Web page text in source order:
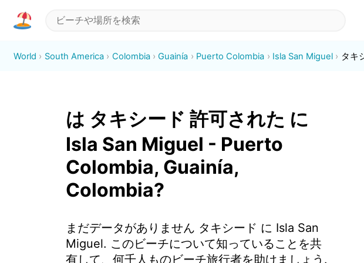
World South America Colombia Guainía Puerto Colombia Isla San Miguel タキ
は タキシード 許可された に
Isla San Miguel - Puerto
Colombia, Guainía,
Colombia?
まだデータがありません タキシード に Isla San
Miguel. このビーチについて知っていることを共
有して、何千人ものビーチ旅行者を助けましょう.